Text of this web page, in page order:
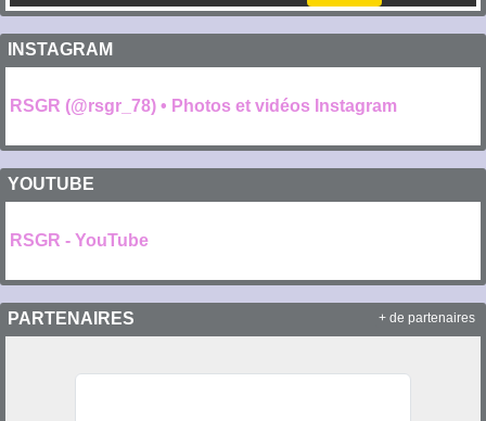
INSTAGRAM
RSGR (@rsgr_78) • Photos et vidéos Instagram
YOUTUBE
RSGR - YouTube
PARTENAIRES + de partenaires